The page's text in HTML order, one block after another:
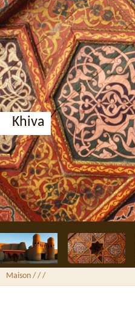
Khiva
Maison / / /